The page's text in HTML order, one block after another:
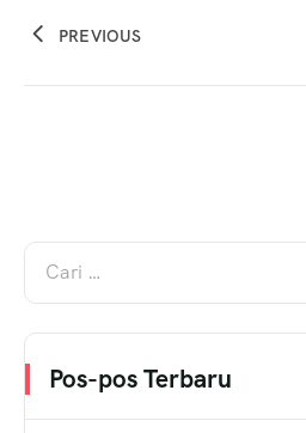
PREVIOUS
Pos-pos Terbaru